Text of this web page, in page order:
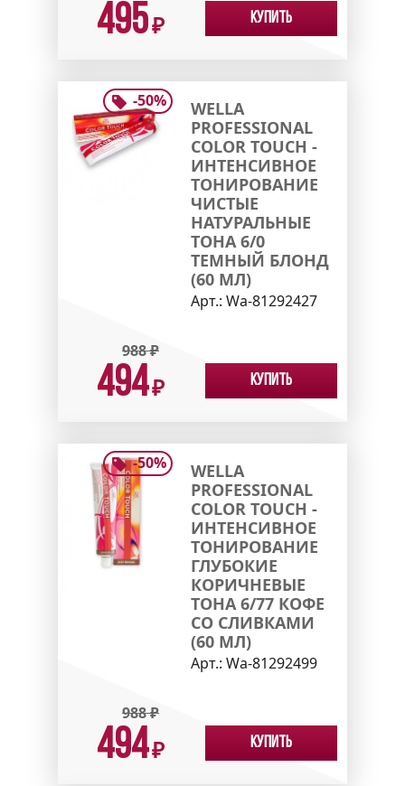
495₽ Купить
-50%
WELLA
PROFESSIONAL
COLOR TOUCH -
ИНТЕНСИВНОЕ
ТОНИРОВАНИЕ
ЧИСТЫЕ
НАТУРАЛЬНЫЕ
ТОНА 6/0
ТЕМНЫЙ БЛОНД
(60 МЛ)
Арт.: Wa-81292427
988₽
494₽ Купить
-50%
WELLA
PROFESSIONAL
COLOR TOUCH -
ИНТЕНСИВНОЕ
ТОНИРОВАНИЕ
ГЛУБОКИЕ
КОРИЧНЕВЫЕ
ТОНА 6/77 КОФЕ
СО СЛИВКАМИ
(60 МЛ)
Арт.: Wa-81292499
988₽
494₽ Купить